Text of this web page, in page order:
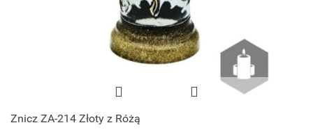
Znicz ZA-214 Złoty z Różą